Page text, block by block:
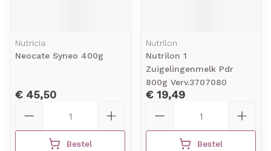
Nutricia
Neocate Syneo 400g
€ 45,50
Bestel
Nutrilon
Nutrilon 1
Zuigelingenmelk Pdr
800g Verv.3707080
€ 19,49
Bestel